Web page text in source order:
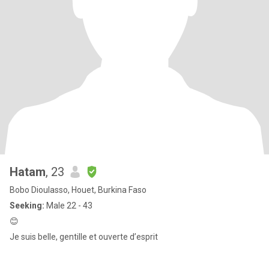
Hatam, 23
Bobo Dioulasso, Houet, Burkina Faso
Seeking: Male 22 - 43
😊
Je suis belle, gentille et ouverte d’esprit